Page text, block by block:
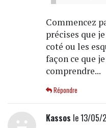
Commencez
précises que
coté ou les
façon ce que
comprendre...
Répondre
Kassos le 13/05/